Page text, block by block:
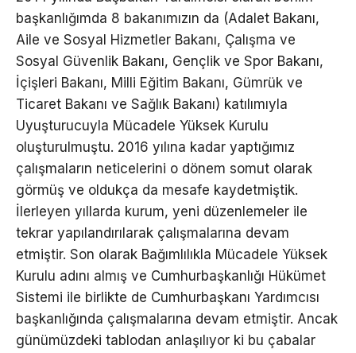
başkanlığımda 8 bakanımızın da (Adalet Bakanı,
Aile ve Sosyal Hizmetler Bakanı, Çalışma ve
Sosyal Güvenlik Bakanı, Gençlik ve Spor Bakanı,
İçişleri Bakanı, Milli Eğitim Bakanı, Gümrük ve
Ticaret Bakanı ve Sağlık Bakanı) katılımıyla
Uyuşturucuyla Mücadele Yüksek Kurulu
oluşturulmuştu. 2016 yılına kadar yaptığımız
çalışmaların neticelerini o dönem somut olarak
görmüş ve oldukça da mesafe kaydetmiştik.
İlerleyen yıllarda kurum, yeni düzenlemeler ile
tekrar yapılandırılarak çalışmalarına devam
etmiştir. Son olarak Bağımlılıkla Mücadele Yüksek
Kurulu adını almış ve Cumhurbaşkanlığı Hükümet
Sistemi ile birlikte de Cumhurbaşkanı Yardımcısı
başkanlığında çalışmalarına devam etmiştir. Ancak
günümüzdeki tablodan anlaşılıyor ki bu çabalar